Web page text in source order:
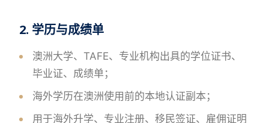
2. 学历与成绩单
澳洲大学、TAFE、专业机构出具的学位证书、
毕业证、成绩单；
海外学历在澳洲使用前的本地认证副本；
用于海外升学、专业注册、移民签证、雇佣证明